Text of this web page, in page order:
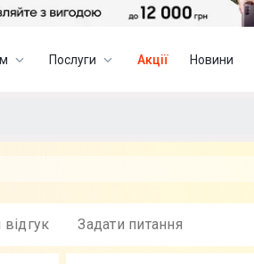
Послуги Акції Новини
вiдгук Задати питання